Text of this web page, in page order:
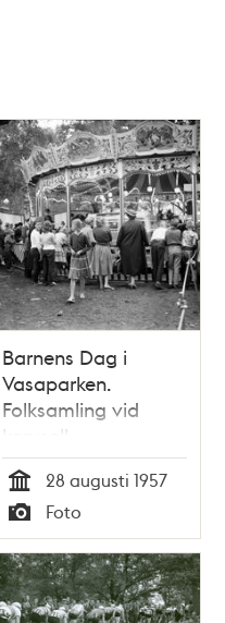
Barnens Dag i
Vasaparken.
Folksamling vid
karusell
Tid
28 augusti 1957
Typ
Foto